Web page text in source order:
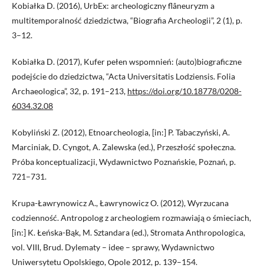
Kobiałka D. (2016), UrbEx: archeologiczny flâneuryzm a
multitemporalność dziedzictwa, “Biografia Archeologii”, 2 (1), p.
3–12.
Kobiałka D. (2017), Kufer pełen wspomnień: (auto)biograficzne
podejście do dziedzictwa, “Acta Universitatis Lodziensis. Folia
Archaeologica”, 32, p. 191–213, https://doi.org/10.18778/0208-
6034.32.08
Kobyliński Z. (2012), Etnoarcheologia, [in:] P. Tabaczyński, A.
Marciniak, D. Cyngot, A. Zalewska (ed.), Przeszłość społeczna.
Próba konceptualizacji, Wydawnictwo Poznańskie, Poznań, p.
721–731.
Krupa-Ławrynowicz A., Ławrynowicz O. (2012), Wyrzucana
codzienność. Antropolog z archeologiem rozmawiają o śmieciach,
[in:] K. Łeńska-Bąk, M. Sztandara (ed.), Stromata Anthropologica,
vol. VIII, Brud. Dylematy – idee – sprawy, Wydawnictwo
Uniwersytetu Opolskiego, Opole 2012, p. 139–154.